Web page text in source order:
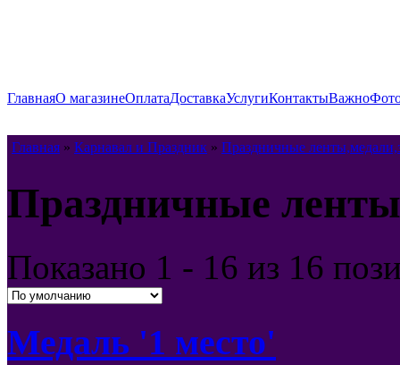
ГлавнаяО магазинеОплатаДоставкаУслугиКонтактыВажно
Главная » Карнавал и Праздник » Праздничные
Праздничные
Показано 1 - 16 из 16
Медаль '1 место'